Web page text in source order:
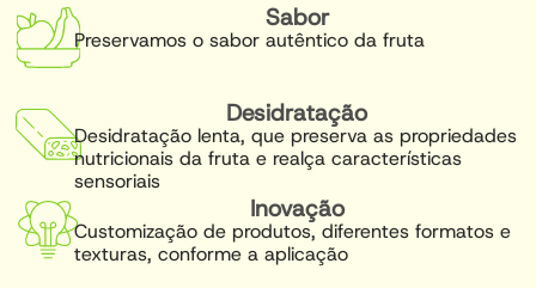
Sabor
Preservamos o sabor autêntico da fruta
Desidratação
Desidratação lenta, que preserva as propriedades
nutricionais da fruta e realça características
sensoriais
Inovação
Customização de produtos, diferentes formatos e
texturas, conforme a aplicação